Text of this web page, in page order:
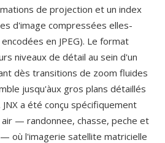
de projection et un index
d'image compressées elles-
en JPEG). Le format
niveaux de détail au sein d'un
dès transitions de zoom fluides
jusqu'àux gros plans détaillés
a été conçu spécifiquement
— randonnee, chasse, peche et
où l'imagerie satellite matricielle